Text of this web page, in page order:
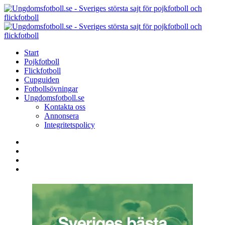
Menu
Search
Menu
Start
Pojkfotboll
Flickfotboll
Cupguiden
Fotbollsövningar
Ungdomsfotboll.se
Kontakta oss
Annonsera
Integritetspolicy